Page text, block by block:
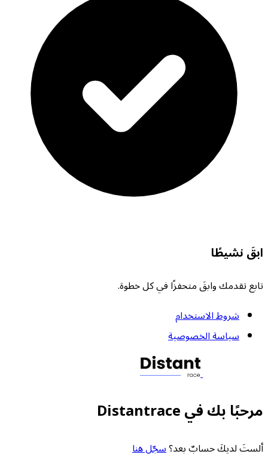
ابقَ نشيطًا
تابع تقدمك وابقَ متحفزًا في كل خطوة.
شروط الاستخدام
سياسة الخصوصية
مرحبًا بك في Distantrace
ألستَ لديكَ حسابٌ بعد؟سجّل هنا